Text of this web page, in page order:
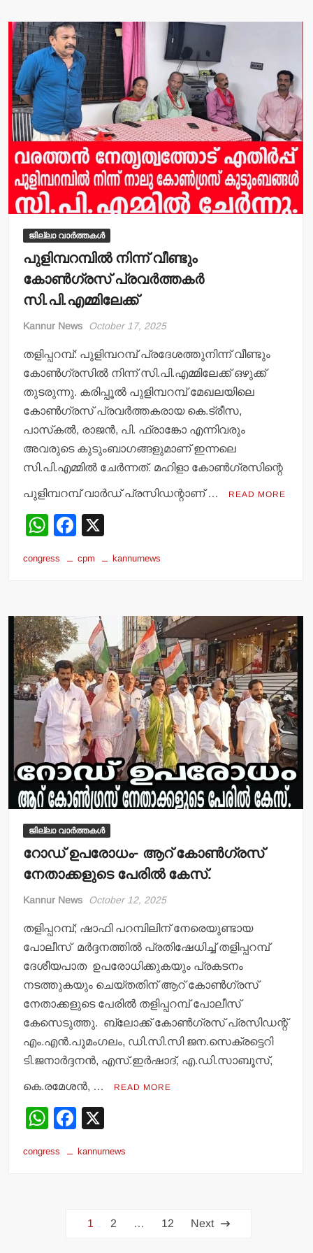
A
p
p
b
o
o
k
ജില്ലാ വാർത്തകൾ
പുളിമ്പറമ്പില്‍ നിന്ന് വീണ്ടും
കോണ്‍ഗ്രസ് പ്രവര്‍ത്തകര്‍
സി.പി.എമ്മിലേക്ക്
Kannur News October 17, 2025
തളിപ്പറമ്പ്: പുളിമ്പറമ്പ് പ്രദേശത്തുനിന്ന് വീണ്ടും
കോണ്‍ഗ്രസില്‍ നിന്ന് സി.പി.എമ്മിലേക്ക് ഒഴുക്ക്
തുടരുന്നു. കരിപ്പൂല്‍ പുളിമ്പറമ്പ് മേഖലയിലെ
കോണ്‍ഗ്രസ് പ്രവര്‍ത്തകരായ കെ.ട്രീസ,
പാസ്‌കല്‍, രാജന്‍, പി. ഫ്രാങ്കോ എന്നിവരും
അവരുടെ കുടുംബാഗങ്ങളുമാണ് ഇന്നലെ
സി.പി.എമ്മില്‍ ചേര്‍ന്നത്. മഹിളാ കോണ്‍ഗ്രസിന്റെ
പുളിമ്പറമ്പ് വാര്‍ഡ് പ്രസിഡന്റാണ് … READ MORE
W
at
A
p
p
F
c
b
o
o
k
congress cpm kannurnews
ജില്ലാ വാർത്തകൾ
റോഡ് ഉപരോധം- ആറ് കോണ്‍ഗ്രസ്
നേതാക്കളുടെ പേരില്‍ കേസ്.
Kannur News October 12, 2025
തളിപ്പറമ്പ്; ഷാഫി പറമ്പിലിന് നേരെയുണ്ടായ
പോലീസ് മര്‍ദ്ദനത്തില്‍ പ്രതിഷേധിച്ച് തളിപ്പറമ്പ്
ദേശീയപാത ഉപരോധിക്കുകയും പ്രകടനം
നടത്തുകയും ചെയ്തതിന് ആറ് കോണ്‍ഗ്രസ്
നേതാക്കളുടെ പേരില്‍ തളിപ്പറമ്പ് പോലീസ്
കേസെടുത്തു. ബ്ലോക്ക് കോണ്‍ഗ്രസ് പ്രസിഡന്റ്
എം.എന്‍.പൂമംഗലം, ഡി.സി.സി ജന.സെക്രട്ടെറി
ടി.ജനാര്‍ദ്ദനന്‍, എസ്.ഇര്‍ഷാദ്, എ.ഡി.സാബൂസ്,
കെ.രമേശന്‍, … READ MORE
W
at
F
c
o
congress kannurnews
1 2 … 12 Next